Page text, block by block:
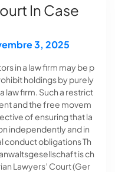
In Case
3, 2025
in a law firm may be p
holdings by purely
law firm. Such a restrict
and the free movem
of ensuring that la
independently and in
conduct obligations Th
is ch
Lawyers’ Court (Ger